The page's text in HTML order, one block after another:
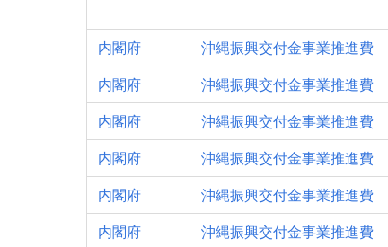
内閣府 沖縄振興交付金事業推進費
内閣府 沖縄振興交付金事業推進費
内閣府 沖縄振興交付金事業推進費
内閣府 沖縄振興交付金事業推進費
内閣府 沖縄振興交付金事業推進費
内閣府 沖縄振興交付金事業推進費